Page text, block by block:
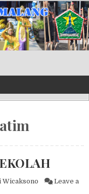
Wicaksono
Leave a
DI SEKOLAH